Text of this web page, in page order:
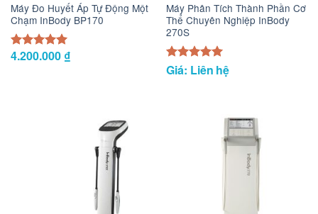
Máy Đo Huyết Áp Tự Động Một
Chạm InBody BP170
Được xếp
4.200.000 ₫
Máy Phân Tích Thành Phần Cơ
Thể Chuyên Nghiệp InBody
270S
Được xếp
5.00
Giá: Liên hệ